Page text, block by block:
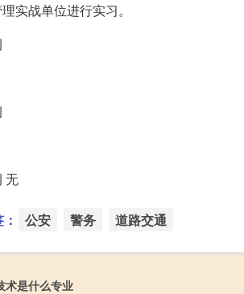
实战单位进行实习。
无
公安 警务 道路交通
术是什么专业